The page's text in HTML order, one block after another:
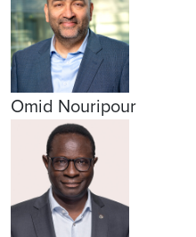
Omid Nouripour